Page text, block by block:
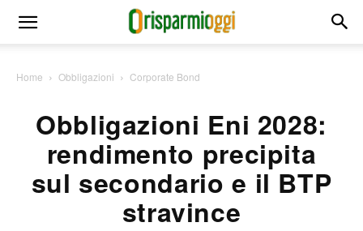
Home Obbligazioni Corporate Bond
Obbligazioni Eni 2028:
rendimento precipita
sul secondario e il BTP
stravince